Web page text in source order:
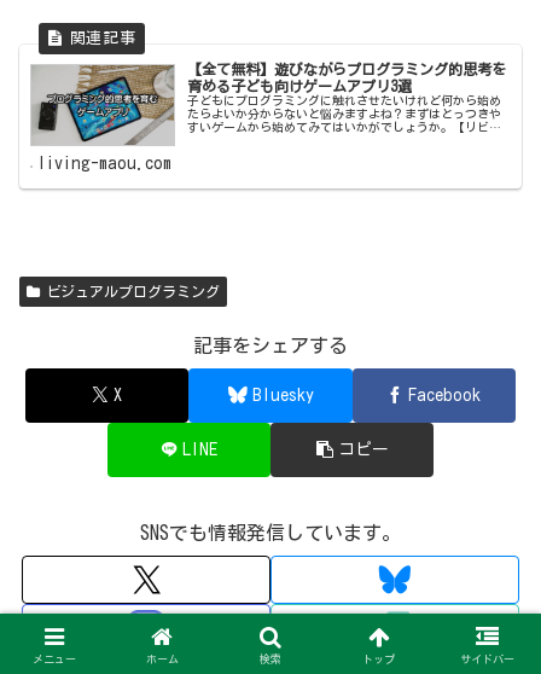
【全て無料】遊びながらプログラミング的思考を
育める子ども向けゲームアプリ3選
子どもにプログラミングに触れさせたいけれど何から始め
たらよいか分からないと悩みますよね？まずはとっつきや
すいゲームから始めてみてはいかがでしょうか。【リビン
living-maou.com
ビジュアルプログラミング
記事をシェアする
X Bluesky Facebook
LINE コピー
SNSでも情報発信しています。
メニュー ホーム 検索 トップ サイドバー